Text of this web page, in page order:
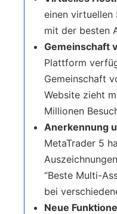
einen virtuellen
mit der besten
Gemeinschaft
Plattform
Gemeinschaft
Website zieht
Millionen
Anerkennung
MetaTrader 5
“Beste Multi-
bei
Neue